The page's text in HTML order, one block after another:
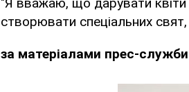
створювати спеціальних
за матеріалами прес-служби